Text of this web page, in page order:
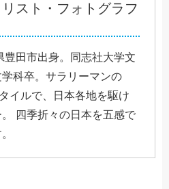
スト・フォトグラフ
豊田市出身。同志社大学文
科卒。サラリーマンの
イルで、日本各地を駆け
四季折々の日本を五感で